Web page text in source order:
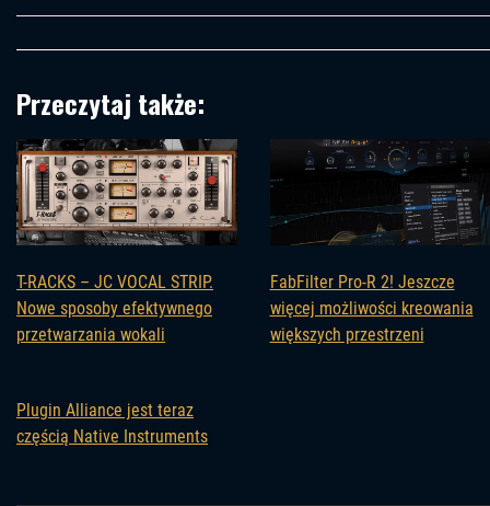
Przeczytaj także:
T-RACKS – JC VOCAL STRIP.
Nowe sposoby efektywnego
przetwarzania wokali
FabFilter Pro-R 2! Jeszcze
więcej możliwości kreowania
większych przestrzeni
Plugin Alliance jest teraz
częścią Native Instruments